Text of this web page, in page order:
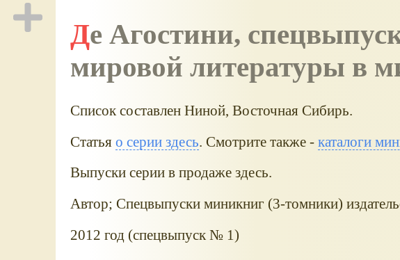
Де Агостини, спецвыпуски серии Шедевры
мировой литературы в
Список составлен Ниной, Восточная Сибирь.
Статья о серии здесь . Смотрите также - каталоги
Выпуски серии в продаже здесь.
Автор; Спецвыпуски миникниг (3-томники)
2012 год (спецвыпуск № 1)